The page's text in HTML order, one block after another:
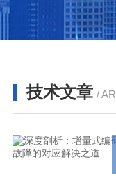
技术文章 /